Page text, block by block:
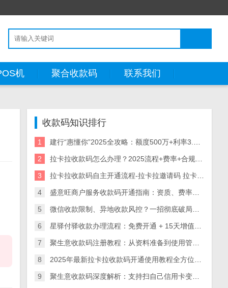
机 聚合收款码 联系我们
收款码知识排行
1 建行“惠懂你”2025全攻略：额度500万+利率3.05%起，申请/提额/代码破解一文通
2 拉卡拉收款码怎么办理？2025流程+费率+合规技巧
3 拉卡拉收款码自主开通流程-拉卡拉邀请码 拉卡拉收款码怎么开通，拉卡拉商家吗 拉卡拉个人码开通
4 盛意旺商户服务收款码开通指南：资质、费率、场景全解析（附审核流程）
5 微信收款限制、异地收款风控？一招彻底破局（无套路干货）
6 星驿付驿收款办理流程：免费开通 + 15天增值服务试用，全行业收款解决方案
7 聚生意收款码注册教程：从资料准备到使用管理一步到位，聚生意收款码办理流程
8 2025年最新拉卡拉收款码开通使用教程全方位指南
9 聚生意收款码深度解析：支持扫自己信用卡变商户，破银联“超5”限制，个人小微低门槛办理